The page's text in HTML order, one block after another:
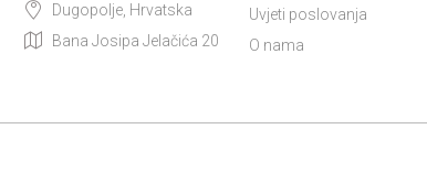
Dugopolje, Hrvatska
Bana Josipa Jelačića 20
Uvjeti poslovanja
O nama